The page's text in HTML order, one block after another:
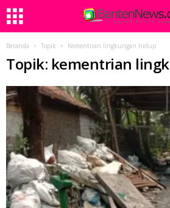
Beranda Topik Kementrian lingkungan hidup
Topik: kementrian